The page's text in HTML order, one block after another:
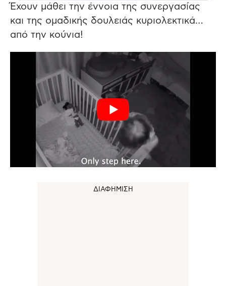
Έχουν μάθει την έννοια της συνεργασίας
και της ομαδικής δουλειάς κυριολεκτικά…
από την κούνια!